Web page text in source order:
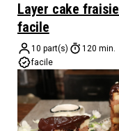
Layer cake
facile
10 part(s)
120 min.
facile